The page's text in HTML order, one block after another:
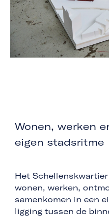
Wonen, werken
eigen stadsritme
Het
wonen, werken,
samenkomen in een
ligging tussen de